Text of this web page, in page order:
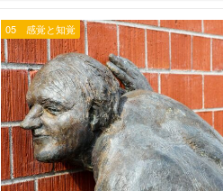
05 感覚と知覚